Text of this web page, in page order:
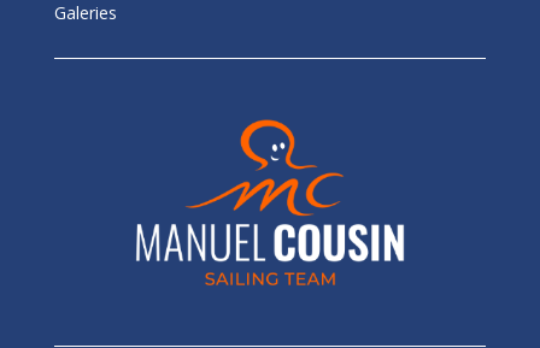
Galeries